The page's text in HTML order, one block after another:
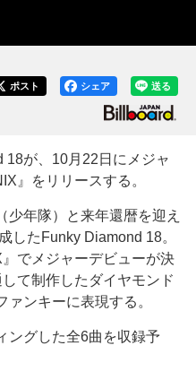
送る
シェア
ポスト
が、10月22日にメジャ
』をリリースする。
年隊）と来年還暦を迎え
したFunky Diamond 18。
でメジャーデビューが決
て制作したダイヤモンド
ンキーに表現する。
グした全6曲を収録予